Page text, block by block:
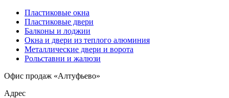
Пластиковые окна
Пластиковые двери
Балконы и лоджии
Окна и двери из теплого алюминия
Металлические двери и ворота
Рольставни и жалюзи
Офис продаж «Алтуфьево»
Адрес